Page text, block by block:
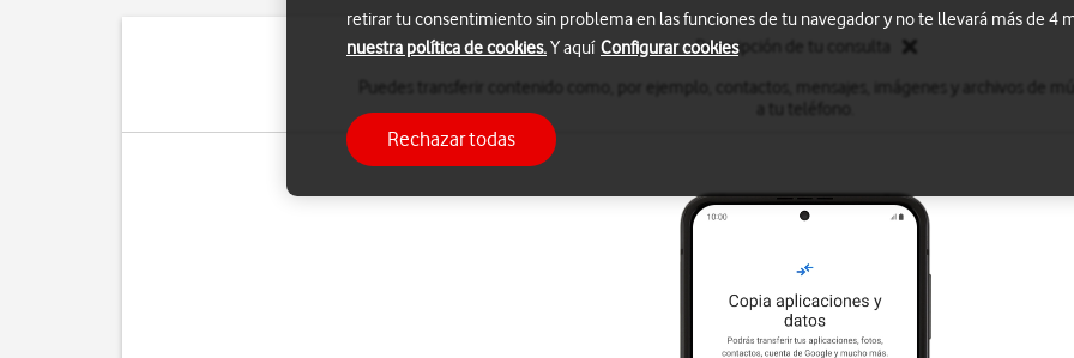
Descripción de tu consulta
retirar tu consentimiento sin problema en las funciones de tu navegador y no te llevará más de 4
nuestra política de cookies.Y aquí Configurar cookies
Rechazar todas